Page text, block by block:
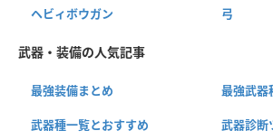
ヘビィボウガン 弓
武器・装備の人気記事
最強装備まとめ 最強武器
武器種一覧とおすすめ 武器診断